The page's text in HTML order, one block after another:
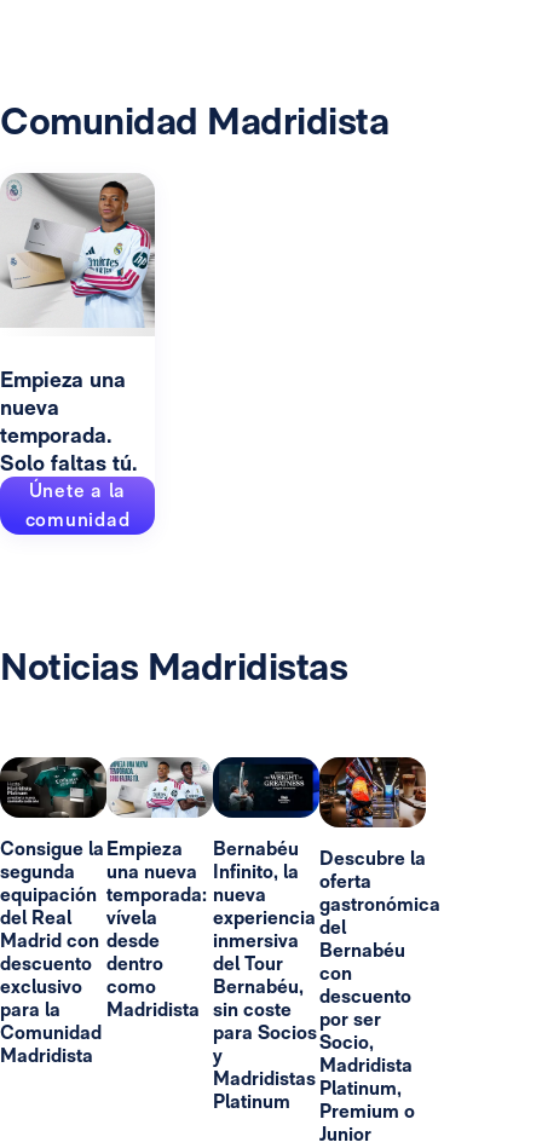
Comunidad Madridista
Empieza una
nueva
temporada.
Solo faltas tú.
Únete a la
comunidad
Noticias Madridistas
Consigue la
segunda
equipación
del Real
Madrid con
descuento
exclusivo
para la
Comunidad
Madridista
Empieza
una nueva
temporada:
vívela
desde
dentro
como
Madridista
Bernabéu
Infinito, la
nueva
experiencia
inmersiva
del Tour
Bernabéu,
sin coste
para Socios
y
Madridistas
Platinum
Descubre la
oferta
gastronómica
del
Bernabéu
con
descuento
por ser
Socio,
Madridista
Platinum,
Premium o
Junior